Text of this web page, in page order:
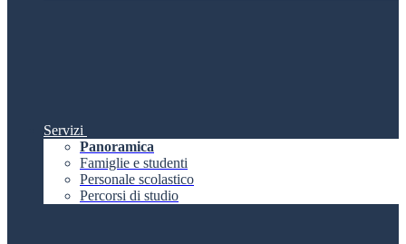
Servizi
Panoramica
Famiglie e studenti
Personale scolastico
Percorsi di studio